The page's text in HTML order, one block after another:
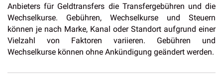
Anbieters für Geldtransfers die Transfergebühren und die
Wechselkurse. Gebühren, Wechselkurse und Steuern
können je nach Marke, Kanal oder Standort aufgrund einer
Vielzahl von Faktoren variieren. Gebühren und
Wechselkurse können ohne Ankündigung geändert werden.